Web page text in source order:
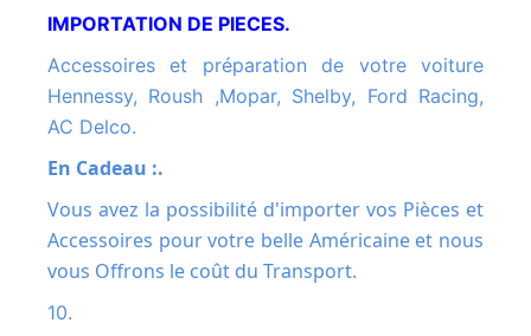
IMPORTATION DE PIECES.
Accessoires et préparation de votre voiture
Hennessy, Roush ,Mopar, Shelby, Ford Racing,
AC Delco.
En Cadeau :.
Vous avez la possibilité d'importer vos Pièces et
Accessoires pour votre belle Américaine et nous
vous Offrons le coût du Transport.
10.